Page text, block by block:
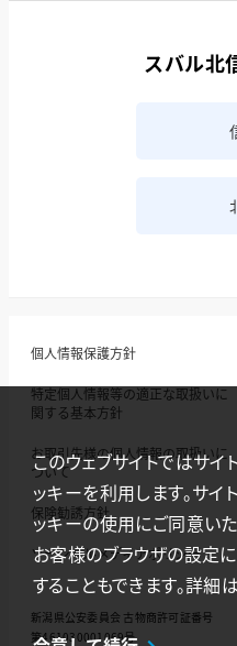
スバル北
個人情報保護方針
特定個人情報等の適正な取扱いに
関する基本方針
お取引先様の個人情報の取扱いに
ついて
保険勧誘方針
ソーシャルメディアポリシー
新潟県公安委員会 古物商許可証番号
第461030001069号
このウェブサイトではサ
ッキーを利用します。サイ
ッキーの使用にご同意い
お客様のブラウザの設定
することもできます。詳細は